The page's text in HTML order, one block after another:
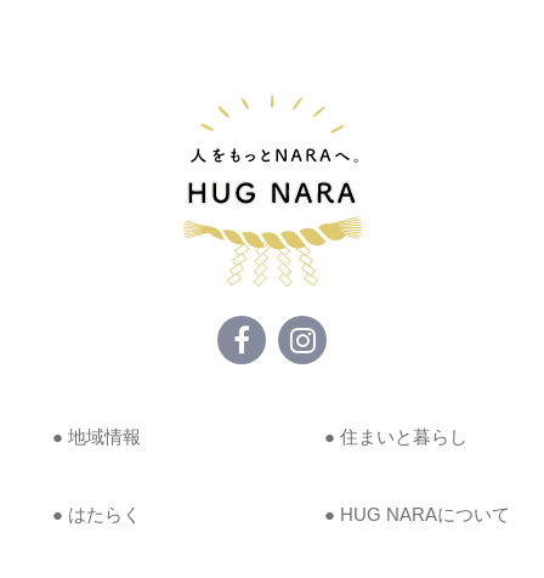
● 地域情報 ● 住まいと暮らし
● はたらく ● HUG NARAについて